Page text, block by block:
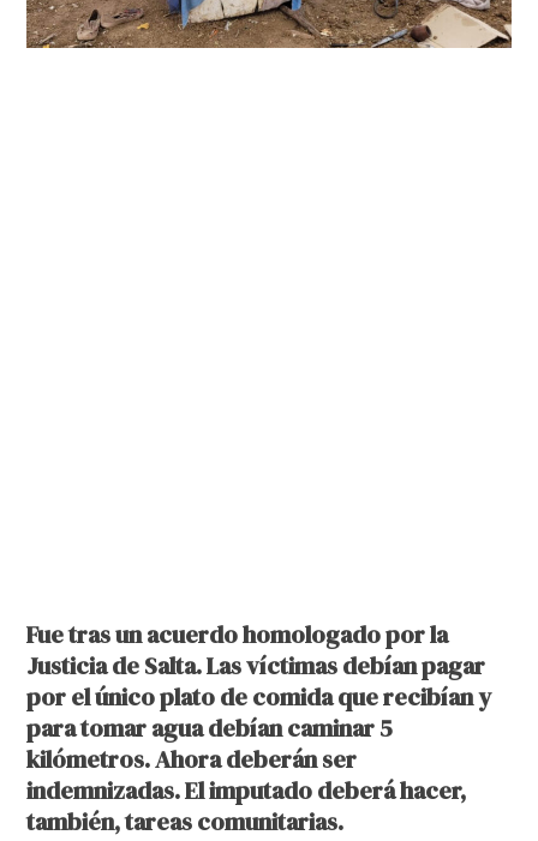
Fue tras un acuerdo homologado por la
Justicia de Salta. Las víctimas debían pagar
por el único plato de comida que recibían y
para tomar agua debían caminar 5
kilómetros. Ahora deberán ser
indemnizadas. El imputado deberá hacer,
también, tareas comunitarias.